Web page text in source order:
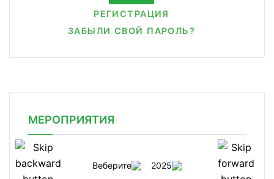
РЕГИСТРАЦИЯ
ЗАБЫЛИ СВОЙ ПАРОЛЬ?
МЕРОПРИЯТИЯ
Веберите 2025